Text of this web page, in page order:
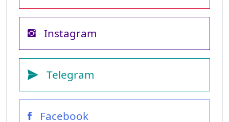
Instagram
Telegram
Facebook